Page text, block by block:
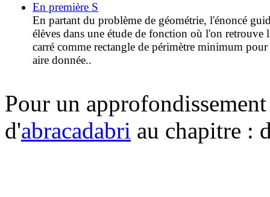
En première S
En partant du problème de géométrie, l'énoncé
élèves dans une étude de fonction où l'on retrouve
carré comme rectangle de périmètre minimum pour
aire donnée..
Pour un
d'abracadabri au chapitre :